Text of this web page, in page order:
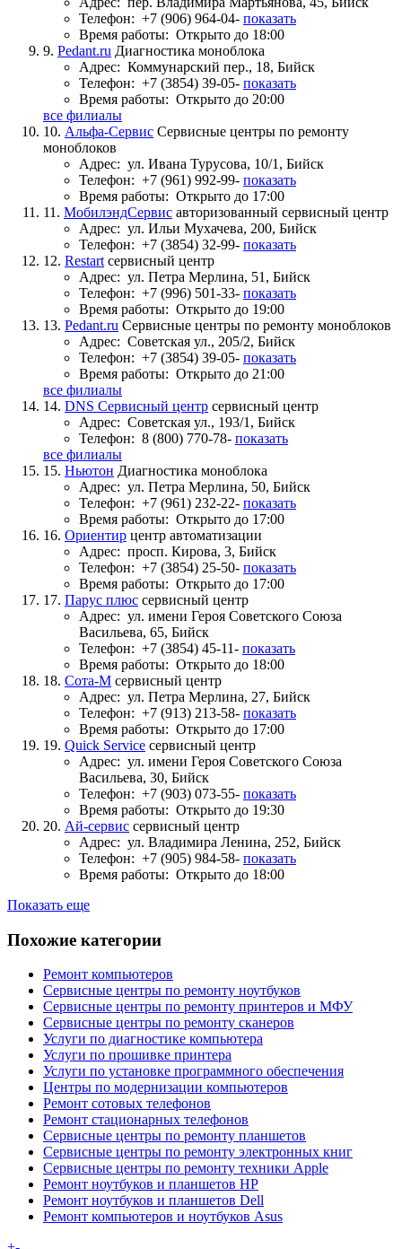
Телефон: +7 (906) 964-04- показать
Время работы: Открыто до 18:00
9. Pedant.ru Диагностика моноблока
Адрес: Коммунарский пер., 18, Бийск
Телефон: +7 (3854) 39-05- показать
Время работы: Открыто до 20:00
все филиалы
10. Альфа-Сервис Сервисные центры по ремонту
моноблоков
Адрес: ул. Ивана Турусова, 10/1, Бийск
Телефон: +7 (961) 992-99- показать
Время работы: Открыто до 17:00
11. МобилэндСервис авторизованный сервисный центр
Адрес: ул. Ильи Мухачева, 200, Бийск
Телефон: +7 (3854) 32-99- показать
12. Restart сервисный центр
Адрес: ул. Петра Мерлина, 51, Бийск
Телефон: +7 (996) 501-33- показать
Время работы: Открыто до 19:00
13. Pedant.ru Сервисные центры по ремонту моноблоков
Адрес: Советская ул., 205/2, Бийск
Телефон: +7 (3854) 39-05- показать
Время работы: Открыто до 21:00
все филиалы
14. DNS Сервисный центр сервисный центр
Адрес: Советская ул., 193/1, Бийск
Телефон: 8 (800) 770-78- показать
все филиалы
15. Ньютон Диагностика моноблока
Адрес: ул. Петра Мерлина, 50, Бийск
Телефон: +7 (961) 232-22- показать
Время работы: Открыто до 17:00
16. Ориентир центр автоматизации
Адрес: просп. Кирова, 3, Бийск
Телефон: +7 (3854) 25-50- показать
Время работы: Открыто до 17:00
17. Парус плюс сервисный центр
Адрес: ул. имени Героя Советского Союза
Васильева, 65, Бийск
Телефон: +7 (3854) 45-11- показать
Время работы: Открыто до 18:00
18. Сота-М сервисный центр
Адрес: ул. Петра Мерлина, 27, Бийск
Телефон: +7 (913) 213-58- показать
Время работы: Открыто до 17:00
19. Quick Service сервисный центр
Адрес: ул. имени Героя Советского Союза
Васильева, 30, Бийск
Телефон: +7 (903) 073-55- показать
Время работы: Открыто до 19:30
20. Ай-сервис сервисный центр
Адрес: ул. Владимира Ленина, 252, Бийск
Телефон: +7 (905) 984-58- показать
Время работы: Открыто до 18:00
Показать еще
Похожие категории
Ремонт компьютеров
Сервисные центры по ремонту ноутбуков
Сервисные центры по ремонту принтеров и МФУ
Сервисные центры по ремонту сканеров
Услуги по диагностике компьютера
Услуги по прошивке принтера
Услуги по установке программного обеспечения
Центры по модернизации компьютеров
Ремонт сотовых телефонов
Ремонт стационарных телефонов
Сервисные центры по ремонту планшетов
Сервисные центры по ремонту электронных книг
Сервисные центры по ремонту техники Apple
Ремонт ноутбуков и планшетов HP
Ремонт ноутбуков и планшетов Dell
Ремонт компьютеров и ноутбуков Asus